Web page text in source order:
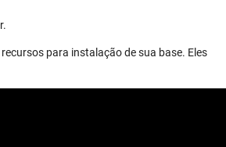
para instalação de sua base. Eles